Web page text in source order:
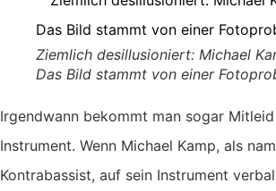
Ziemlich desillusioniert: Michael
Das Bild stammt von einer
Irgendwann bekommt man sogar
Instrument. Wenn Michael Kamp, als
Kontrabassist, auf sein Instrument